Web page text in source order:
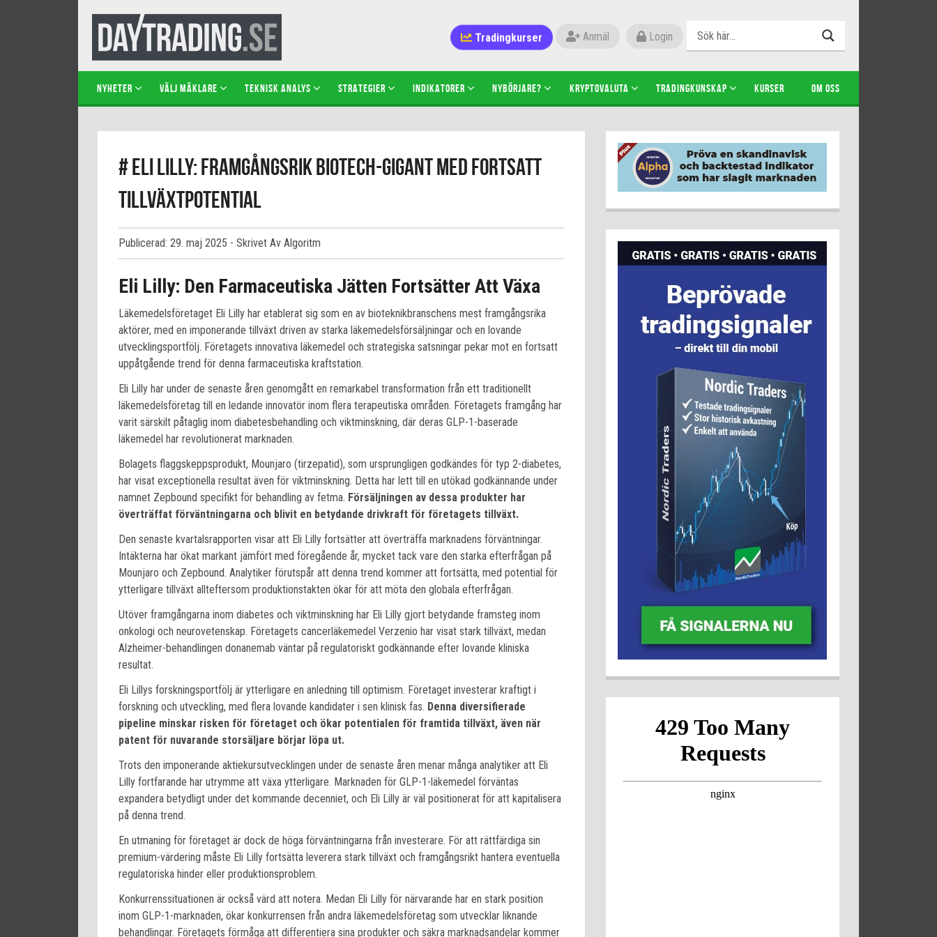
Tradingkurser Anmäl Login
NYHETER VÄLJ MÄKLARE TEKNISK ANALYS STRATEGIER INDIKATORER NYBÖRJARE? KRYPTOVALUTA TRADINGKUNSKAP KURSER OM OSS
# Eli Lilly: Framgångsrik Biotech-gigant med Fortsatt
Tillväxtpotential
Publicerad: 29. maj 2025 - Skrivet Av Algoritm
Eli Lilly: Den Farmaceutiska Jätten Fortsätter Att Växa
Läkemedelsföretaget Eli Lilly har etablerat sig som en av bioteknikbranschens mest framgångsrika
aktörer, med en imponerande tillväxt driven av starka läkemedelsförsäljningar och en lovande
utvecklingsportfölj. Företagets innovativa läkemedel och strategiska satsningar pekar mot en fortsatt
uppåtgående trend för denna farmaceutiska kraftstation.
Eli Lilly har under de senaste åren genomgått en remarkabel transformation från ett traditionellt
läkemedelsföretag till en ledande innovatör inom flera terapeutiska områden. Företagets framgång har
varit särskilt påtaglig inom diabetesbehandling och viktminskning, där deras GLP-1-baserade
läkemedel har revolutionerat marknaden.
Bolagets flaggskeppsprodukt, Mounjaro (tirzepatid), som ursprungligen godkändes för typ 2-diabetes,
har visat exceptionella resultat även för viktminskning. Detta har lett till en utökad godkännande under
namnet Zepbound specifikt för behandling av fetma. Försäljningen av dessa produkter har
överträffat förväntningarna och blivit en betydande drivkraft för företagets tillväxt.
Den senaste kvartalsrapporten visar att Eli Lilly fortsätter att överträffa marknadens förväntningar.
Intäkterna har ökat markant jämfört med föregående år, mycket tack vare den starka efterfrågan på
Mounjaro och Zepbound. Analytiker förutspår att denna trend kommer att fortsätta, med potential för
ytterligare tillväxt allteftersom produktionstakten ökar för att möta den globala efterfrågan.
Utöver framgångarna inom diabetes och viktminskning har Eli Lilly gjort betydande framsteg inom
onkologi och neurovetenskap. Företagets cancerläkemedel Verzenio har visat stark tillväxt, medan
Alzheimer-behandlingen donanemab väntar på regulatoriskt godkännande efter lovande kliniska
resultat.
Eli Lillys forskningsportfölj är ytterligare en anledning till optimism. Företaget investerar kraftigt i
forskning och utveckling, med flera lovande kandidater i sen klinisk fas. Denna diversifierade
pipeline minskar risken för företaget och ökar potentialen för framtida tillväxt, även när
patent för nuvarande storsäljare börjar löpa ut.
Trots den imponerande aktiekursutvecklingen under de senaste åren menar många analytiker att Eli
Lilly fortfarande har utrymme att växa ytterligare. Marknaden för GLP-1-läkemedel förväntas
expandera betydligt under det kommande decenniet, och Eli Lilly är väl positionerat för att kapitalisera
på denna trend.
En utmaning för företaget är dock de höga förväntningarna från investerare. För att rättfärdiga sin
premium-värdering måste Eli Lilly fortsätta leverera stark tillväxt och framgångsrikt hantera eventuella
regulatoriska hinder eller produktionsproblem.
Konkurrenssituationen är också värd att notera. Medan Eli Lilly för närvarande har en stark position
inom GLP-1-marknaden, ökar konkurrensen från andra läkemedelsföretag som utvecklar liknande
behandlingar. Företagets förmåga att differentiera sina produkter och säkra marknadsandelar kommer